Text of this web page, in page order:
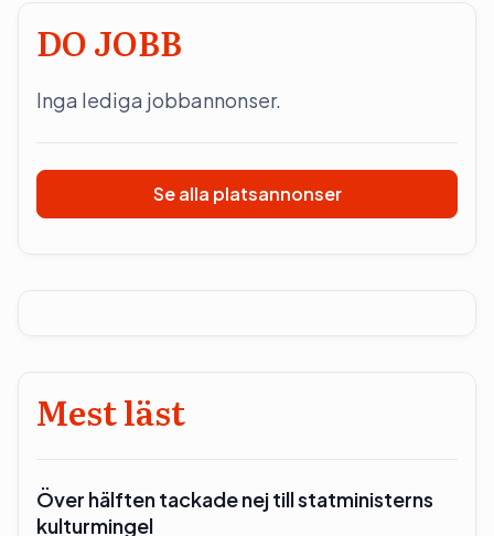
DO JOBB
Inga lediga jobbannonser.
Se alla platsannonser
Mest läst
Över hälften tackade nej till statministerns
kulturmingel